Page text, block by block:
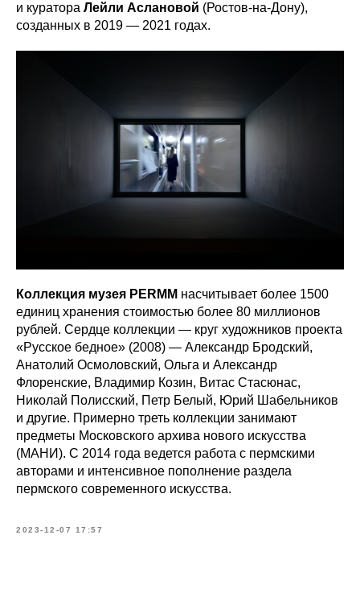
и куратора Лейли Аслановой (Ростов-на-Дону),
созданных в 2019 — 2021 годах.
Коллекция музея PERMM насчитывает более 1500
единиц хранения стоимостью более 80 миллионов
рублей. Сердце коллекции — круг художников проекта
«Русское бедное» (2008) — Александр Бродский,
Анатолий Осмоловский, Ольга и Александр
Флоренские, Владимир Козин, Витас Стасюнас,
Николай Полисский, Петр Белый, Юрий Шабельников
и другие. Примерно треть коллекции занимают
предметы Московского архива нового искусства
(МАНИ). С 2014 года ведется работа с пермскими
авторами и интенсивное пополнение раздела
пермского современного искусства.
2023-12-07 17:57